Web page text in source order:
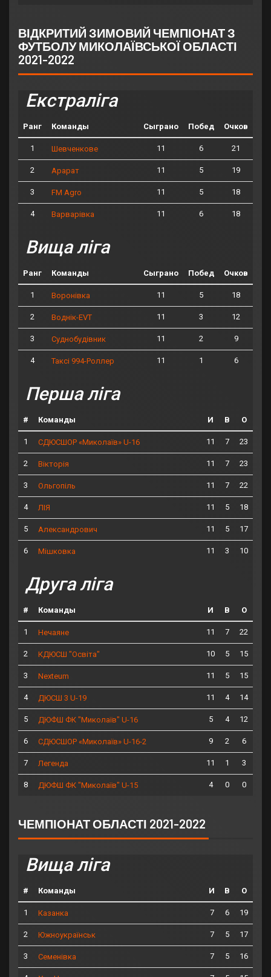
ВІДКРИТИЙ ЗИМОВИЙ ЧЕМПІОНАТ З
ФУТБОЛУ МИКОЛАЇВСЬКОЇ ОБЛАСТІ
2021-2022
Екстраліга
Ранг Команды Сыграно Побед Очков
1 Шевченкове 11 6 21
2 Арарат 11 5 19
3 FM Agro 11 5 18
4 Варварівка 11 6 18
Вища ліга
Ранг Команды Сыграно Побед Очков
1 Воронівка 11 5 18
2 Воднік-EVT 11 3 12
3 Суднобудівник 11 2 9
4 Таксі 994-Роллер 11 1 6
Перша ліга
# Команды И В О
1 СДЮСШОР «Миколаїв» U-16 11 7 23
2 Вікторія 11 7 23
3 Ольгопіль 11 7 22
4 ЛІЯ 11 5 18
5 Александрович 11 5 17
6 Мішковка 11 3 10
Друга ліга
# Команды И В О
1 Нечаяне 11 7 22
2 КДЮСШ "Освіта" 10 5 15
3 Nexteum 11 5 15
4 ДЮСШ 3 U-19 11 4 14
5 ДЮФШ ФК "Миколаїв" U-16 5 4 12
6 СДЮСШОР «Миколаїв» U-16-2 9 2 6
7 Легенда 11 1 3
8 ДЮФШ ФК "Миколаїв" U-15 4 0 0
ЧЕМПІОНАТ ОБЛАСТІ 2021-2022
Вища ліга
# Команды И В О
1 Казанка 7 6 19
2 Южноукраїнськ 7 5 17
3 Семенівка 7 5 16